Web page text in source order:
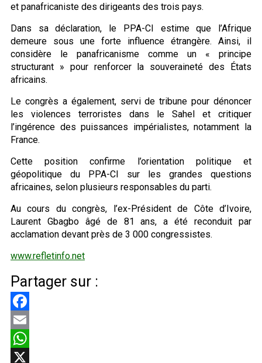
et panafricaniste des dirigeants des trois pays.
Dans sa déclaration, le PPA-CI estime que l’Afrique
demeure sous une forte influence étrangère. Ainsi, il
considère le panafricanisme comme un « principe
structurant » pour renforcer la souveraineté des États
africains.
Le congrès a également, servi de tribune pour dénoncer
les violences terroristes dans le Sahel et critiquer
l’ingérence des puissances impérialistes, notamment la
France.
Cette position confirme l’orientation politique et
géopolitique du PPA-CI sur les grandes questions
africaines, selon plusieurs responsables du parti.
Au cours du congrès, l’ex-Président de Côte d’Ivoire,
Laurent Gbagbo âgé de 81 ans, a été reconduit par
acclamation devant près de 3 000 congressistes.
www.refletinfo.net
Partager sur :
Facebook
Email
WhatsApp